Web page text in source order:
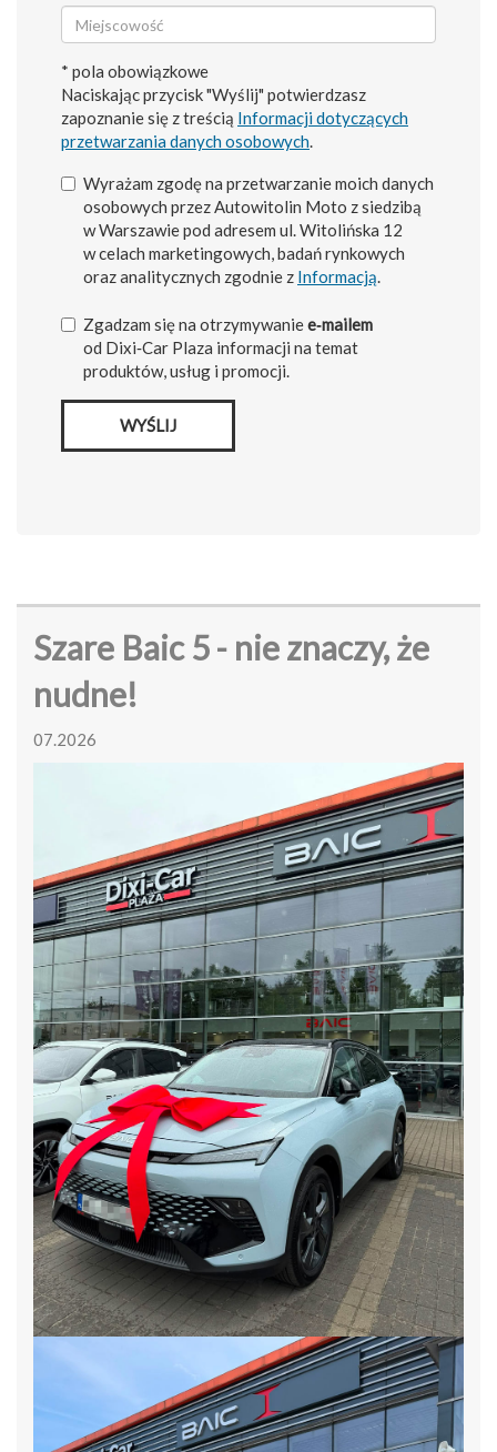
* pola obowiązkowe
Naciskając przycisk "Wyślij" potwierdzasz
zapoznanie się z treścią Informacji dotyczących
przetwarzania danych osobowych.
Wyrażam zgodę na przetwarzanie moich danych
osobowych przez Autowitolin Moto z siedzibą
w Warszawie pod adresem ul. Witolińska 12
w celach marketingowych, badań rynkowych
oraz analitycznych zgodnie z Informacją.
Zgadzam się na otrzymywaniee‑mailem
od Dixi‑Car Plaza informacji na temat
produktów, usług i promocji.
WYŚLIJ
Szare Baic 5 - nie znaczy, że
nudne!
07.2026